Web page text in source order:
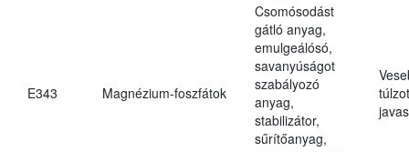
E343 Magnézium-foszfátok
Csomósodást
gátló anyag,
emulgeálósó,
savanyúságot
szabályozó
anyag,
stabilizátor,
sűrítőanyag,